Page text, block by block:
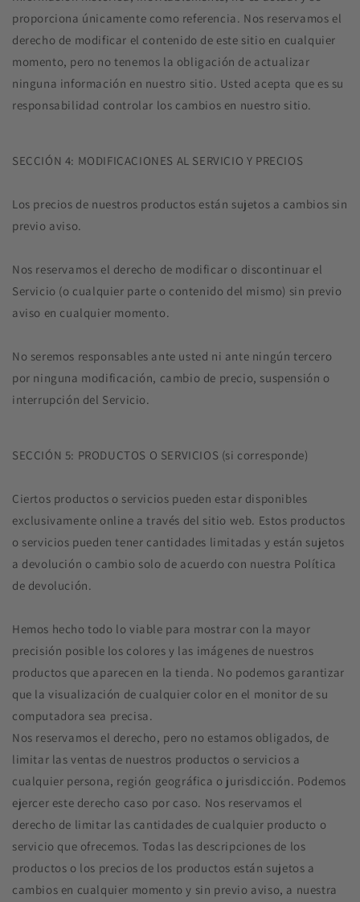
proporciona únicamente como referencia. Nos reservamos el
derecho de modificar el contenido de este sitio en cualquier
momento, pero no tenemos la obligación de actualizar
ninguna información en nuestro sitio. Usted acepta que es su
responsabilidad controlar los cambios en nuestro sitio.
SECCIÓN 4: MODIFICACIONES AL SERVICIO Y PRECIOS
Los precios de nuestros productos están sujetos a cambios sin
previo aviso.
Nos reservamos el derecho de modificar o discontinuar el
Servicio (o cualquier parte o contenido del mismo) sin previo
aviso en cualquier momento.
No seremos responsables ante usted ni ante ningún tercero
por ninguna modificación, cambio de precio, suspensión o
interrupción del Servicio.
SECCIÓN 5: PRODUCTOS O SERVICIOS (si corresponde)
Ciertos productos o servicios pueden estar disponibles
exclusivamente online a través del sitio web. Estos productos
o servicios pueden tener cantidades limitadas y están sujetos
a devolución o cambio solo de acuerdo con nuestra Política
de devolución.
Hemos hecho todo lo viable para mostrar con la mayor
precisión posible los colores y las imágenes de nuestros
productos que aparecen en la tienda. No podemos garantizar
que la visualización de cualquier color en el monitor de su
computadora sea precisa.
Nos reservamos el derecho, pero no estamos obligados, de
limitar las ventas de nuestros productos o servicios a
cualquier persona, región geográfica o jurisdicción. Podemos
ejercer este derecho caso por caso. Nos reservamos el
derecho de limitar las cantidades de cualquier producto o
servicio que ofrecemos. Todas las descripciones de los
productos o los precios de los productos están sujetos a
cambios en cualquier momento y sin previo aviso, a nuestra